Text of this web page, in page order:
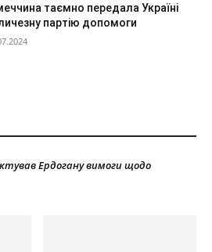
таємно передала Україні
партію допомоги
Ердогану вимоги щодо